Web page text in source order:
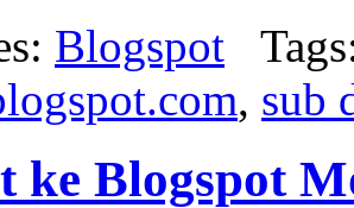
Blogspot
, sub
ke Blogspot